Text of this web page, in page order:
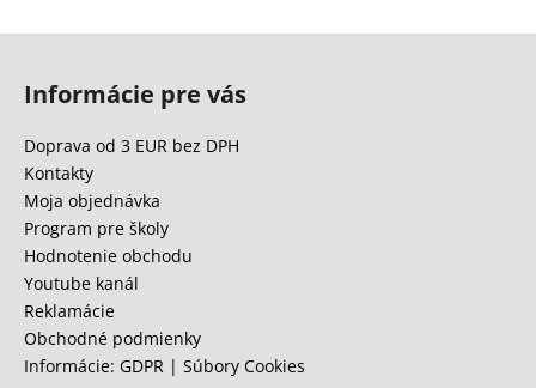
a
s
Informácie pre vás
Doprava od 3 EUR bez DPH
Kontakty
Moja objednávka
Program pre školy
Hodnotenie obchodu
Youtube kanál
Reklamácie
Obchodné podmienky
Informácie: GDPR | Súbory Cookies